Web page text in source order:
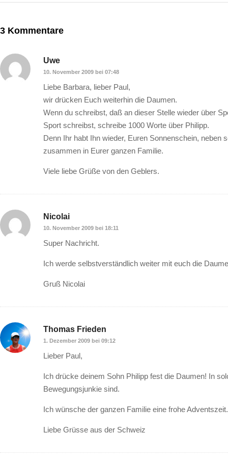
3 Kommentare
Uwe
10. November 2009 bei 07:48
Liebe Barbara, lieber Paul,
wir drücken Euch weiterhin die Daumen.
Wenn du schreibst, daß an dieser Stelle wieder über
Sport schreibst, schreibe 1000 Worte über Philipp.
Denn Ihr habt Ihn wieder, Euren Sonnenschein, neben
zusammen in Eurer ganzen Familie.
Viele liebe Grüße von den Geblers.
Nicolai
10. November 2009 bei 18:11
Super Nachricht.
Ich werde selbstverständlich weiter mit euch die
Gruß Nicolai
Thomas Frieden
1. Dezember 2009 bei 09:12
Lieber Paul,
Ich drücke deinem Sohn Philipp fest die Daumen! In
Bewegungsjunkie sind.
Ich wünsche der ganzen Familie eine frohe Adventszeit.
Liebe Grüsse aus der Schweiz